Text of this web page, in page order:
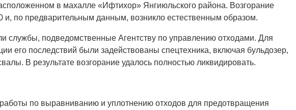
в махалле «Ифтихор» Янгиюльского района. Возгорание
и, по предварительным данным, возникло естественным образом.
службы, подведомственные Агентству по управлению отходами. Для
его последствий были задействованы спецтехника, включая бульдозер,
В результате возгорание удалось полностью ликвидировать.
по выравниванию и уплотнению отходов для предотвращения